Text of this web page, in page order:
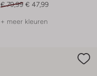
€ 79,99 € 47,99
+ meer kleuren